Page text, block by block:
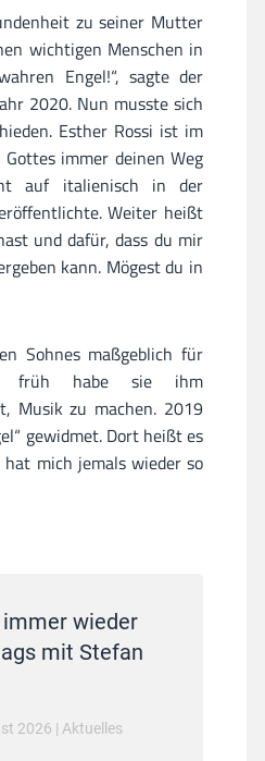
zu seiner Mutter
wichtigen Menschen in
Engel!“, sagte der
2020. Nun musste sich
Esther Rossi ist im
immer deinen Weg
auf italienisch in der
Weiter heißt
und dafür, dass du mir
kann. Mögest du in
Sohnes maßgeblich für
früh habe sie ihm
Musik zu machen. 2019
gewidmet. Dort heißt es
mich jemals wieder so
wieder
mit Stefan
2026 | Aktuelles